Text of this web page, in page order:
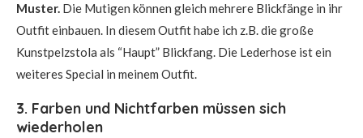
Muster. Die Mutigen können gleich mehrere Blickfänge in ihr
Outfit einbauen. In diesem Outfit habe ich z.B. die große
Kunstpelzstola als “Haupt” Blickfang. Die Lederhose ist ein
weiteres Special in meinem Outfit.
3. Farben und Nichtfarben müssen sich
wiederholen